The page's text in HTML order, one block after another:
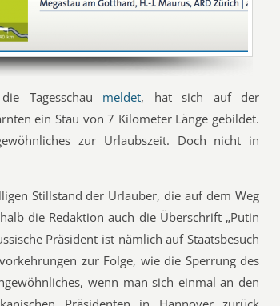
Tagesschau meldet, hat sich auf der
ein Stau von 7 Kilometer Länge gebildet.
zur Urlaubszeit. Doch nicht in
Stillstand der Urlauber, die auf dem Weg
die Redaktion auch die Überschrift „Putin
Präsident ist nämlich auf Staatsbesuch
zur Folge, wie die Sperrung des
wenn man sich einmal an den